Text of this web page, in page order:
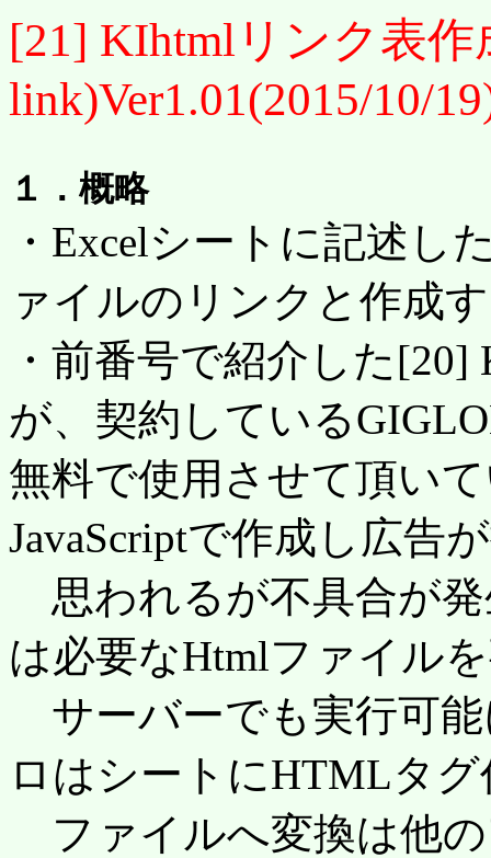
[21] KIhtmlリンク表作
link)Ver1.01(2015/10/
１．概略
・Excelシートに記述し
ァイルのリンクと作成
・前番号で紹介した
が、契約している
無料で使用させて頂い
JavaScriptで作成し広告
思われるが不具合が
は必要なHtmlファイル
サーバーでも実行可
ロはシートにHTMLタ
ファイルへ変換は他